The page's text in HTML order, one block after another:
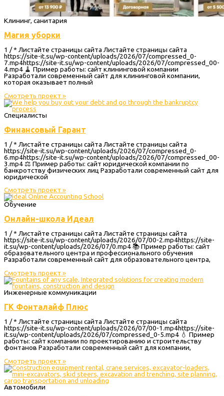
Клининг, санитария
Магия уборки
1 / * Листайте страницы сайта Листайте страницы сайта
https://site-it.su/wp-content/uploads/2026/07/compressed_0-
7.mp4https://site-it.su/wp-content/uploads/2026/07/compressed_00-
4.mp4 🧹 Пример работы: сайт клининговой компании
Разработали современный сайт для клининговой компании,
которая оказывает полный
Смотреть проект »
Специалисты
Финансовый Гарант
1 / * Листайте страницы сайта Листайте страницы сайта
https://site-it.su/wp-content/uploads/2026/07/compressed_0-
6.mp4https://site-it.su/wp-content/uploads/2026/07/compressed_00-
3.mp4 ⚖️ Пример работы: сайт юридической компании по
банкротству физических лиц Разработали современный сайт для
юридической
Смотреть проект »
Обучение
Онлайн-школа Идеал
1 / * Листайте страницы сайта Листайте страницы сайта
https://site-it.su/wp-content/uploads/2026/07/00-2.mp4https://site-
it.su/wp-content/uploads/2026/07/0.mp4 📚 Пример работы: сайт
образовательного центра и профессионального обучения
Разработали современный сайт для образовательного центра,
Смотреть проект »
Инженерные коммуникации
ГК Фонталайф Плюс
1 / * Листайте страницы сайта Листайте страницы сайта
https://site-it.su/wp-content/uploads/2026/07/00-1.mp4https://site-
it.su/wp-content/uploads/2026/07/compressed_0-5.mp4 💧 Пример
работы: сайт компании по проектированию и строительству
фонтанов Разработали современный сайт для компании,
Смотреть проект »
Автомобили